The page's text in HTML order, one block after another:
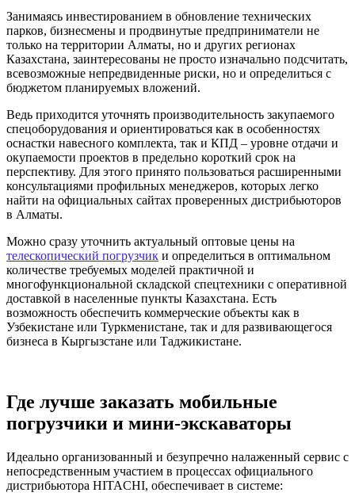
Занимаясь инвестированием в обновление технических
парков, бизнесмены и продвинутые предприниматели не
только на территории Алматы, но и других регионах
Казахстана, заинтересованы не просто изначально подсчитать,
всевозможные непредвиденные риски, но и определиться с
бюджетом планируемых вложений.
Ведь приходится уточнять производительность закупаемого
спецоборудования и ориентироваться как в особенностях
оснастки навесного комплекта, так и КПД – уровне отдачи и
окупаемости проектов в предельно короткий срок на
перспективу. Для этого принято пользоваться расширенными
консультациями профильных менеджеров, которых легко
найти на официальных сайтах проверенных дистрибьюторов
в Алматы.
Можно сразу уточнить актуальный оптовые цены на
телескопический погрузчик и определиться в оптимальном
количестве требуемых моделей практичной и
многофункциональной складской спецтехники с оперативной
доставкой в населенные пункты Казахстана. Есть
возможность обеспечить коммерческие объекты как в
Узбекистане или Туркменистане, так и для развивающегося
бизнеса в Кыргызстане или Таджикистане.
Где лучше заказать мобильные
погрузчики и мини-экскаваторы
Идеально организованный и безупречно налаженный сервис с
непосредственным участием в процессах официального
дистрибьютора HITACHI, обеспечивает в системе: